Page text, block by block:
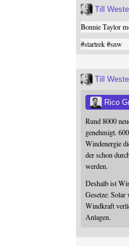
Till
Bonnie Taylor
#startrek #snw
Till
Rico
Rund 8000
genehmigt.
Windenergie
der schon
werden.
Deshalb ist
Gesetze:
Windkraft
Anlagen.